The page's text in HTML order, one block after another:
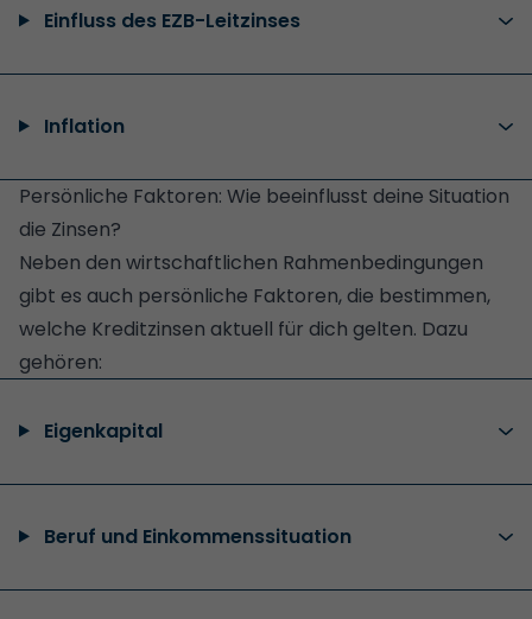
Einfluss des EZB-Leitzinses
Inflation
Persönliche Faktoren: Wie beeinflusst deine Situation
die Zinsen?
Neben den wirtschaftlichen Rahmenbedingungen
gibt es auch persönliche Faktoren, die bestimmen,
welche Kreditzinsen aktuell für dich gelten. Dazu
gehören:
Eigenkapital
Beruf und Einkommenssituation